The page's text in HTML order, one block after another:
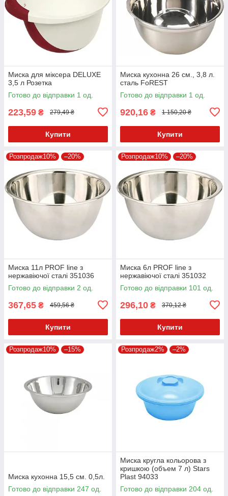
Миска для міксера DELUXE
3,5 л Розетка
Готово до відправки 1 од.
223,59 ₴ 279,49 ₴
Купити
Миска кухонна 26 см., 3,8 л.
сталь FoREST
Готово до відправки 1 од.
920,16 ₴ 1 150,20 ₴
Купити
Розпродаж10% –20%
Миска 11л PROF line з
нержавіючої сталі 351036
Готово до відправки 2 од.
367,65 ₴ 459,56 ₴
Купити
Розпродаж10% –20%
Миска 6л PROF line з
нержавіючої сталі 351032
Готово до відправки 101 од.
296,10 ₴ 370,12 ₴
Купити
Розпродаж10% –15%
Миска кухонна 15,5 см. 0,5л.
Готово до відправки 247 од.
Розпродаж2% –2%
Миска кругла кольорова з
кришкою (объем 7 л) Stars
Plast 94033
Готово до відправки 204 од.